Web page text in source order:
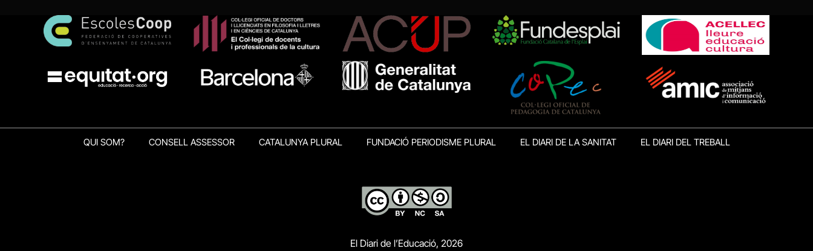
QUI SOM? CONSELL ASSESSOR CATALUNYA PLURAL FUNDACIÓ PERIODISME PLURAL EL DIARI DE LA SANITAT EL DIARI DEL TREBALL
El Diari de l’Educació, 2026